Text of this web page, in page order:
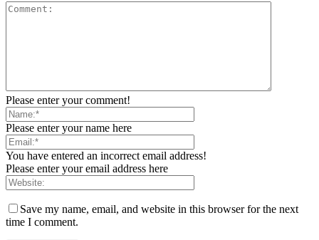
Please enter your comment!
Please enter your name here
You have entered an incorrect email address!
Please enter your email address here
Save my name, email, and website in this browser for the next
time I comment.